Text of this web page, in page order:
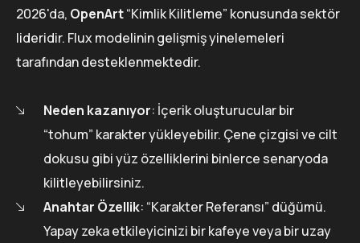
2026'da, OpenArt“Kimlik Kilitleme” konusunda sektör
lideridir. Flux modelinin gelişmiş yinelemeleri
tarafından desteklenmektedir.
Neden kazanıyor: İçerik oluşturucular bir
“tohum” karakter yükleyebilir. Çene çizgisi ve cilt
dokusu gibi yüz özelliklerini binlerce senaryoda
kilitleyebilirsiniz.
Anahtar Özellik: “Karakter Referansı” düğümü.
Yapay zeka etkileyicinizi bir kafeye veya bir uzay